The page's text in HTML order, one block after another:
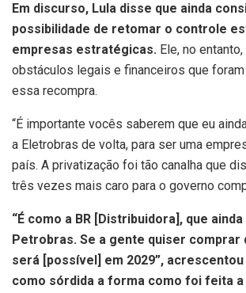
Em discurso, Lula disse que ainda
possibilidade de retomar o controle
empresas estratégicas. Ele, no
obstáculos legais e financeiros que
essa recompra.
“É importante vocês saberem que eu
a Eletrobras de volta, para ser uma
país. A privatização foi tão canalha que
três vezes mais caro para o governo
“É como a BR [Distribuidora], que
Petrobras. Se a gente quiser comprar
será [possível] em 2029”,
como sórdida a forma como foi feita a